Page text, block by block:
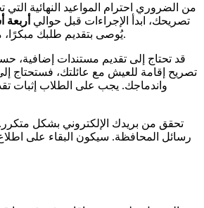
من الضروري احترام المواعيد النهائية التي
تصريحك، ابدأ الإجراءات قبل حوالي أربعة
يُوصى بتقديم طلبك مبكرًا، مما يمنع مشاكل التأخير.
قد تحتاج إلى تقديم مستندات إضافية،
تصريح إقامة للعيش مع عائلتك، فستحتاج
واندماجك. يجب على الطلاب إثبات
تحقق من بريدك الإلكتروني بشكل
رسائل المحافظة. سيكون البقاء على